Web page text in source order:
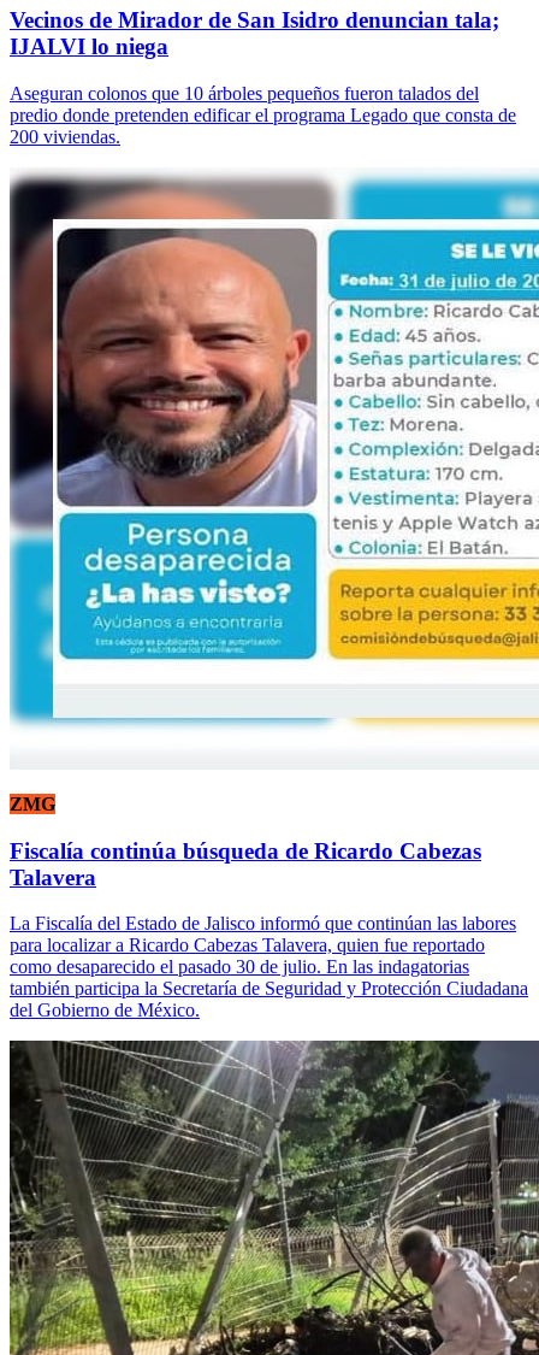
Vecinos de Mirador de San Isidro denuncian tala;
IJALVI lo niega
Aseguran colonos que 10 árboles pequeños fueron talados del
predio donde pretenden edificar el programa Legado que consta de
200 viviendas.
ZMG
Fiscalía continúa búsqueda de Ricardo Cabezas
Talavera
La Fiscalía del Estado de Jalisco informó que continúan las labores
para localizar a Ricardo Cabezas Talavera, quien fue reportado
como desaparecido el pasado 30 de julio. En las indagatorias
también participa la Secretaría de Seguridad y Protección Ciudadana
del Gobierno de México.